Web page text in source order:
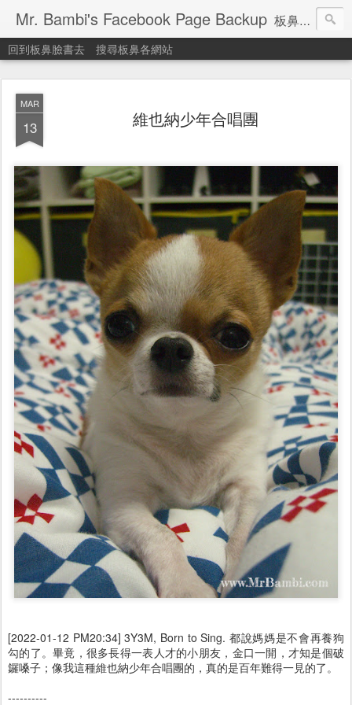
Mr. Bambi's Facebook Page Backup 板鼻臉書備份站
回到板鼻臉書去 搜尋板鼻各網站
MAR
13 維也納少年合唱團
[2022-01-12 PM20:34] 3Y3M, Born to Sing. 都說媽媽是不會再養狗
勾的了。畢竟，很多長得一表人才的小朋友，金口一開，才知是個破
鑼嗓子；像我這種維也納少年合唱團的，真的是百年難得一見的了。
----------